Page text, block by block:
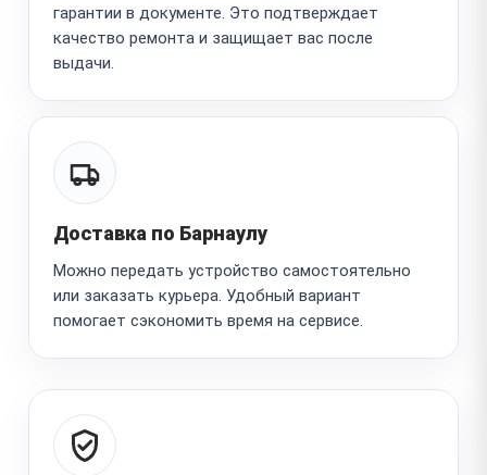
гарантии в документе. Это подтверждает
качество ремонта и защищает вас после
выдачи.
Доставка по Барнаулу
Можно передать устройство самостоятельно
или заказать курьера. Удобный вариант
помогает сэкономить время на сервисе.